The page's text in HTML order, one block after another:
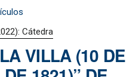
Cátedra
VILLA (10 DE